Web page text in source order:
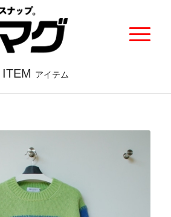
ITEM アイテム